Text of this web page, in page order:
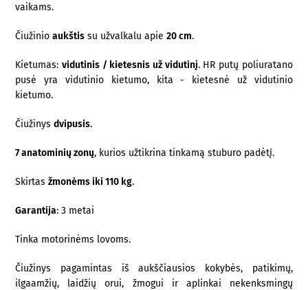
vaikams.
Čiužinioaukštis su užvalkalu apie20 cm.
Kietumas:vidutinis / kietesnis už vidutinį. HR putų poliuratano
pusė yra vidutinio kietumo, kita - kietesnė už vidutinio
kietumo.
Čiužinysdvipusis.
7 anatominių zonų, kurios užtikrina tinkamą stuburo padėtį.
Skirtasžmonėms iki 110 kg.
Garantija: 3 metai
Tinka motorinėms lovoms.
Čiužinys pagamintas iš aukščiausios kokybės, patikimų,
ilgaamžių, laidžių orui, žmogui ir aplinkai nekenksmingų